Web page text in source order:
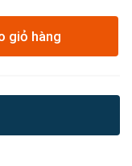
giỏ hàng